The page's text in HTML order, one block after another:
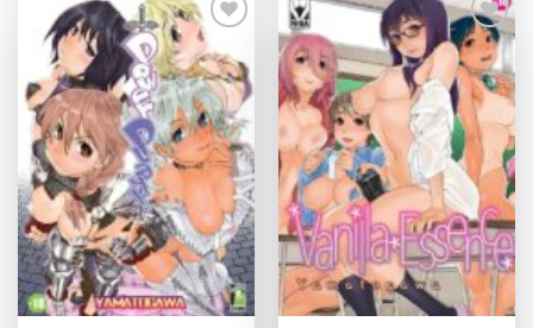
Ajouter
à la
wishlist
Ajouter
à la
wishlist